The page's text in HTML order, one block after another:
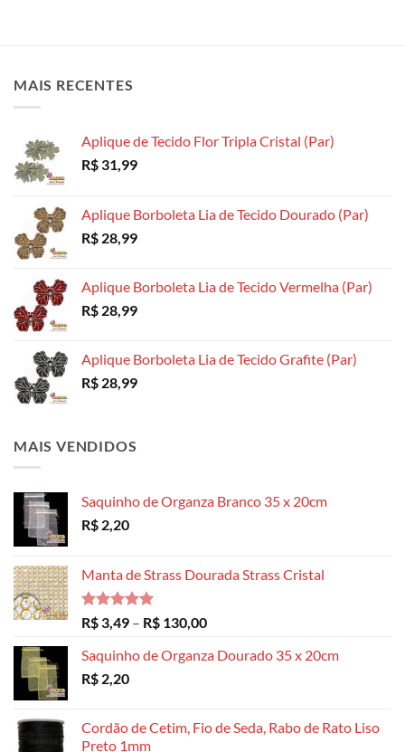
MAIS RECENTES
Aplique de Tecido Flor Tripla Cristal (Par)
R$ 31,99
Aplique Borboleta Lia de Tecido Dourado (Par)
R$ 28,99
Aplique Borboleta Lia de Tecido Vermelha (Par)
R$ 28,99
Aplique Borboleta Lia de Tecido Grafite (Par)
R$ 28,99
MAIS VENDIDOS
Saquinho de Organza Branco 35 x 20cm
R$ 2,20
Manta de Strass Dourada Strass Cristal
Avaliação
5.00
de 5
R$ 3,49 – R$ 130,00Faixa
preço:
Saquinho de Organza Dourado 35 x 20cm
R$ 2,20
Cordão de Cetim, Fio de Seda, Rabo de Rato Liso
Preto 1mm